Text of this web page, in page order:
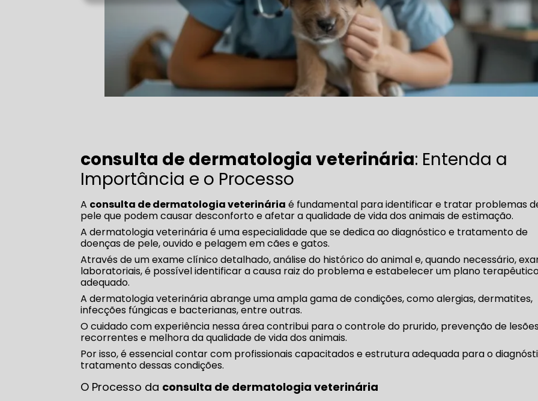
consulta de dermatologia veterinária: Entenda a
Importância e o Processo
A consulta de dermatologia veterinária é fundamental para identificar e tratar problemas
pele que podem causar desconforto e afetar a qualidade de vida dos animais de estimação.
A dermatologia veterinária é uma especialidade que se dedica ao diagnóstico e tratamento de
doenças de pele, ouvido e pelagem em cães e gatos.
Através de um exame clínico detalhado, análise do histórico do animal e, quando necessário,
laboratoriais, é possível identificar a causa raiz do problema e estabelecer um plano
adequado.
A dermatologia veterinária abrange uma ampla gama de condições, como alergias, dermatites,
infecções fúngicas e bacterianas, entre outras.
O cuidado com experiência nessa área contribui para o controle do prurido, prevenção de lesões
recorrentes e melhora da qualidade de vida dos animais.
Por isso, é essencial contar com profissionais capacitados e estrutura adequada para o
tratamento dessas condições.
O Processo da consulta de dermatologia veterinária